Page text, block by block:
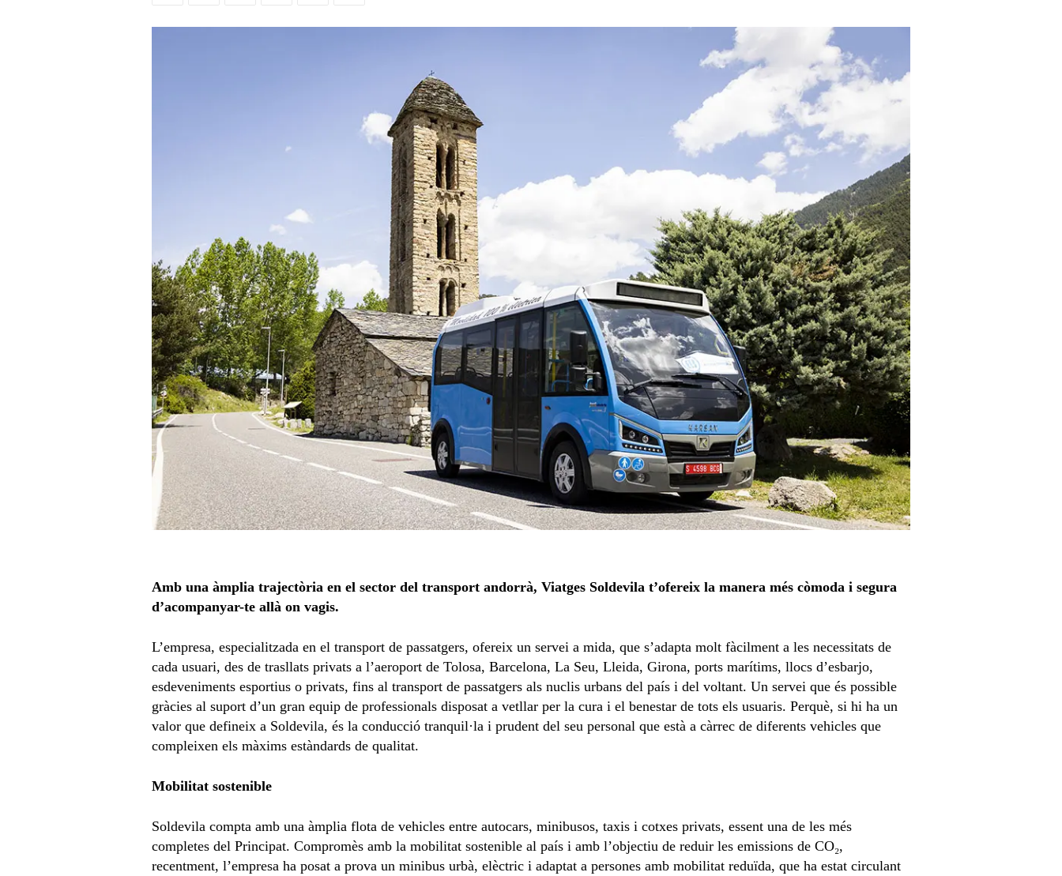
Amb una àmplia trajectòria en el sector del transport andorrà, Viatges Soldevila t’ofereix la manera més còmoda i segura
d’acompanyar-te allà on vagis.
L’empresa, especialitzada en el transport de passatgers, ofereix un servei a mida, que s’adapta molt fàcilment a les necessitats de
cada usuari, des de trasllats privats a l’aeroport de Tolosa, Barcelona, La Seu, Lleida, Girona, ports marítims, llocs d’esbarjo,
esdeveniments esportius o privats, fins al transport de passatgers als nuclis urbans del país i del voltant. Un servei que és possible
gràcies al suport d’un gran equip de professionals disposat a vetllar per la cura i el benestar de tots els usuaris. Perquè, si hi ha un
valor que defineix a Soldevila, és la conducció tranquil·la i prudent del seu personal que està a càrrec de diferents vehicles que
compleixen els màxims estàndards de qualitat.
Mobilitat sostenible
Soldevila compta amb una àmplia flota de vehicles entre autocars, minibusos, taxis i cotxes privats, essent una de les més
completes del Principat. Compromès amb la mobilitat sostenible al país i amb l’objectiu de reduir les emissions de CO₂,
recentment, l’empresa ha posat a prova un minibus urbà, elèctric i adaptat a persones amb mobilitat reduïda, que ha estat circulant